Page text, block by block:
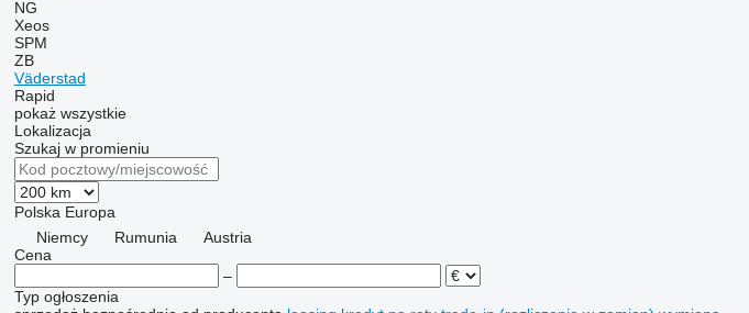
NG
Xeos
SPM
ZB
Väderstad
Rapid
pokaż wszystkie
Lokalizacja
Szukaj w promieniu
Polska Europa
Niemcy
Rumunia
Austria
Cena
–
Typ ogłoszenia